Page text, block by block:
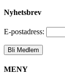
Nyhetsbrev
E-postadress:
MENY